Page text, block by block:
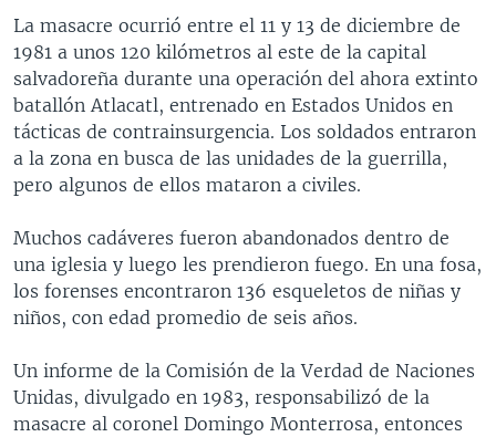
La masacre ocurrió entre el 11 y 13 de diciembre de
1981 a unos 120 kilómetros al este de la capital
salvadoreña durante una operación del ahora extinto
batallón Atlacatl, entrenado en Estados Unidos en
tácticas de contrainsurgencia. Los soldados entraron
a la zona en busca de las unidades de la guerrilla,
pero algunos de ellos mataron a civiles.
Muchos cadáveres fueron abandonados dentro de
una iglesia y luego les prendieron fuego. En una fosa,
los forenses encontraron 136 esqueletos de niñas y
niños, con edad promedio de seis años.
Un informe de la Comisión de la Verdad de Naciones
Unidas, divulgado en 1983, responsabilizó de la
masacre al coronel Domingo Monterrosa, entonces